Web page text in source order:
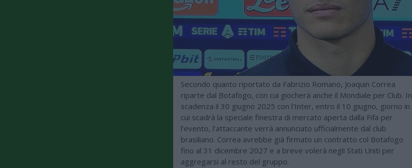
Secondo quanto riportato da Fabrizio Romano, Joaquin Correa
riparte dal Botafogo, con cui giocherà anche il Mondiale per Club. In
scadenza il 30 giugno 2025 con l'Inter, entro il 10 giugno, giorno in
cui scadrà la speciale finestra di mercato aperta dalla Fifa per
l'evento, l'attaccante verrà annunciato ufficialmente dal club
brasiliano. Correa avrebbe già firmato un contratto col Botafogo
fino al 31 dicembre 2027 e a breve volerà negli Stati Uniti per
aggregarsi al resto del gruppo.